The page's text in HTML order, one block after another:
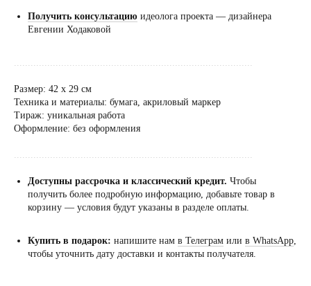
Получить консультацию идеолога проекта — дизайнера
Евгении Ходаковой
......................................................................................
Размер: 42 х 29 см
Техника и материалы: бумага, акриловый маркер
Тираж: уникальная работа
Оформление: без оформления
......................................................................................
Доступны рассрочка и классический кредит. Чтобы
получить более подробную информацию, добавьте товар в
корзину — условия будут указаны в разделе оплаты.
Купить в подарок: напишите нам в Телеграм или в WhatsApp,
чтобы уточнить дату доставки и контакты получателя.